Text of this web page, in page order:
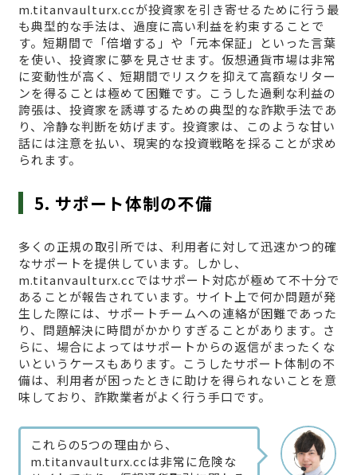
m.titanvaulturx.ccが投資家を引き寄せるために行う最
も典型的な手法は、過度に高い利益を約束することで
す。短期間で「倍増する」や「元本保証」といった言葉
を使い、投資家に夢を見させます。仮想通貨市場は非常
に変動性が高く、短期間でリスクを抑えて高額なリター
ンを得ることは極めて困難です。こうした過剰な利益の
誇張は、投資家を誘導するための典型的な詐欺手法であ
り、冷静な判断を妨げます。投資家は、このような甘い
話には注意を払い、現実的な投資戦略を採ることが求め
られます。
5. サポート体制の不備
多くの正規の取引所では、利用者に対して迅速かつ的確
なサポートを提供しています。しかし、
m.titanvaulturx.ccではサポート対応が極めて不十分で
あることが報告されています。サイト上で何か問題が発
生した際には、サポートチームへの連絡が困難であった
り、問題解決に時間がかかりすぎることがあります。さ
らに、場合によってはサポートからの返信がまったくな
いというケースもあります。こうしたサポート体制の不
備は、利用者が困ったときに助けを得られないことを意
味しており、詐欺業者がよく行う手口です。
これらの5つの理由から、
m.titanvaulturx.ccは非常に危険な